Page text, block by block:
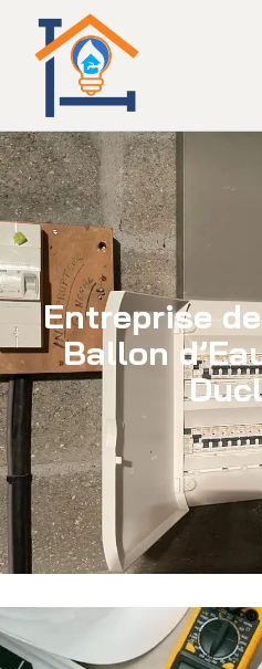
Entreprise
Ballon